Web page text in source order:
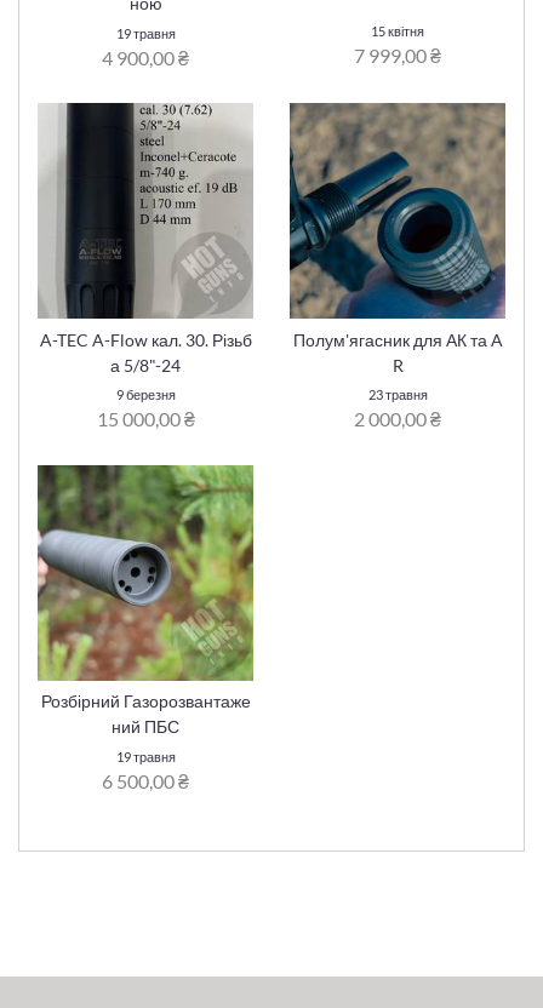
19 травня
4 900,00 ₴
15 квітня
7 999,00 ₴
A-TEC A-Flow кал. 30. Різьб
а 5/8"-24
9 березня
15 000,00 ₴
Полум'ягасник для АК та A
R
23 травня
2 000,00 ₴
Розбірний Газорозвантаже
ний ПБС
19 травня
6 500,00 ₴